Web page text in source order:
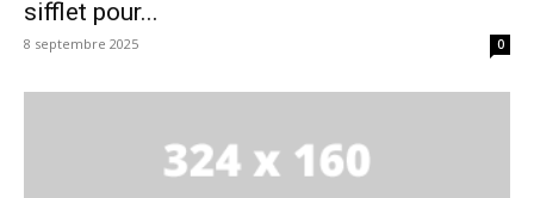
sifflet pour...
8 septembre 2025 0